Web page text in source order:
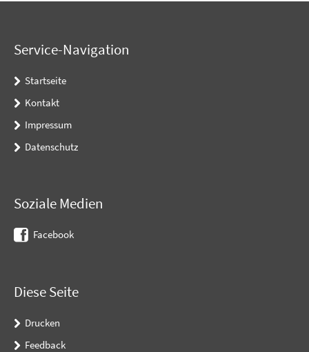
Service-Navigation
Startseite
Kontakt
Impressum
Datenschutz
Soziale Medien
Facebook
Diese Seite
Drucken
Feedback